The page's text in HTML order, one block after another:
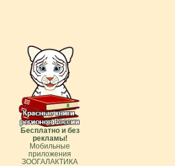
Бесплатно и без
рекламы!
Мобильные
приложения
ЗООГАЛАКТИКА